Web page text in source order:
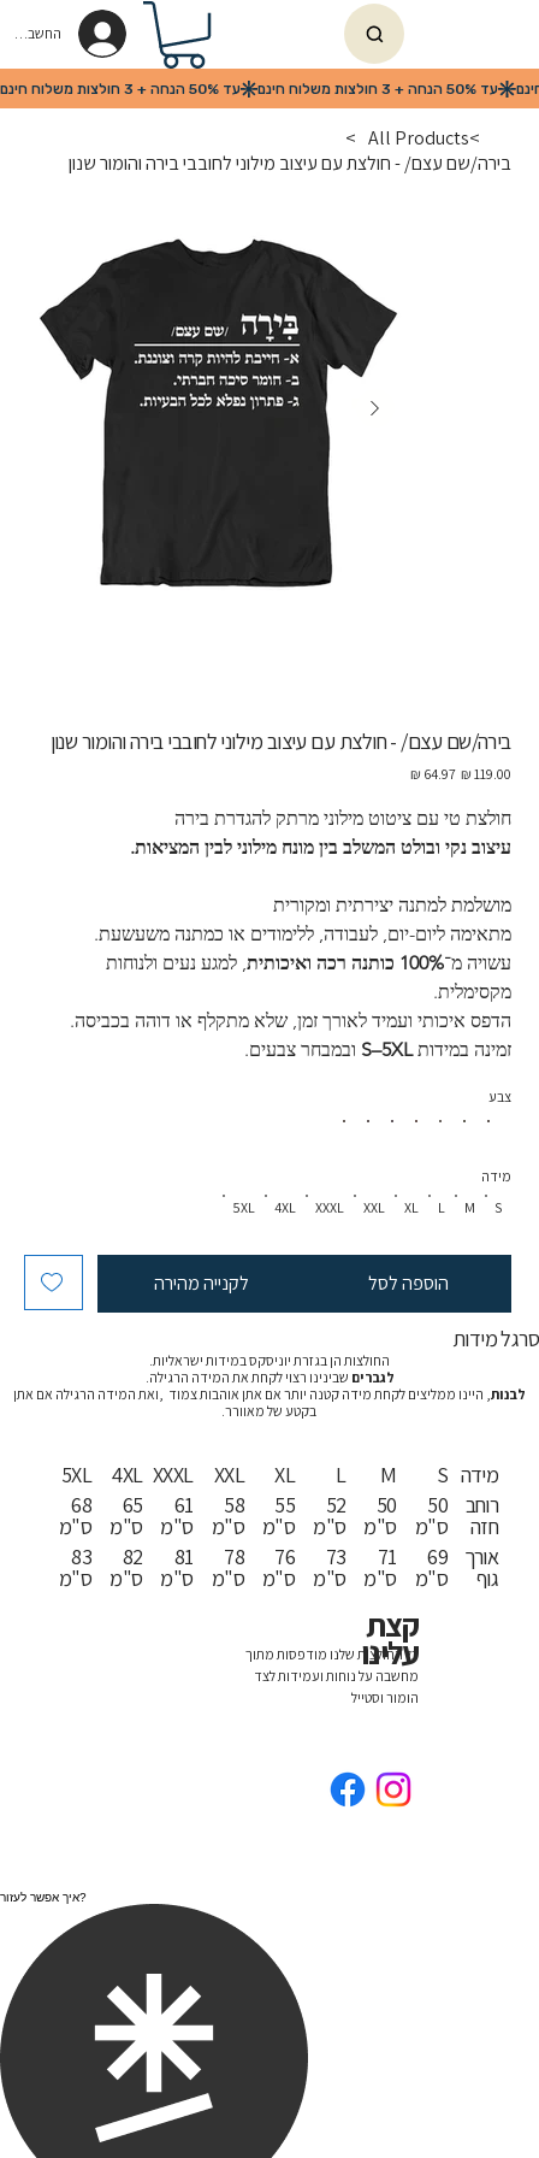
החשבון שלי
>
All Products
>
בירה/שם עצם/ - חולצת עם עיצוב מילוני לחובבי בירה והומור שנון
בירה/שם עצם/ - חולצת עם עיצוב מילוני לחובבי בירה והומור שנון
מחיר
מחיר
‏64.97 ‏₪
חולצת טי עם ציטוט מילוני מרתק להגדרת בירה
עיצוב נקי ובולט המשלב בין מונח מילוני לבין המציאות.
מושלמת למתנה יצירתית ומקורית
מתאימה ליום-יום, לעבודה, ללימודים או כמתנה משעשעת.
עשויה מ־100% כותנה רכה ואיכותית
, למגע נעים ולנוחות
מקסימלית.
הדפס איכותי ועמיד לאורך זמן, שלא מתקלף או דוהה בכביסה.
זמינה במידות S–5XL ובמבחר צבעים.
צבע
S
M
L
XL
XXL
XXXL
4XL
5XL
מידה
הוספה לסל לקנייה מהירה
סרגל מידות
החולצות הן בגזרת יוניסקס במידות ישראליות.
לגברים שבינינו רצוי לקחת את המידה הרגילה.
לבנות, היינו ממליצים לקחת מידה קטנה יותר אם אתן אוהבות צמוד ,ואת המידה הרגילה אם אתן
בקטע של מאוורר.
5XL
68
ס"מ
83
ס"מ
4XL
65
ס"מ
82
ס"מ
XXXL
61
ס"מ
81
ס"מ
XXL
58
ס"מ
78
ס"מ
XL
55
ס"מ
76
ס"מ
L
52
ס"מ
73
ס"מ
M
50
ס"מ
71
ס"מ
S
50
ס"מ
69
ס"מ
מידה
רוחב
חזה
אורך
גוף
כל החולצות שלנו מודפסות מתוך
מחשבה על נוחות ועמידות לצד
הומור וסטייל
קצת
עלינו
איך אפשר לעזור?